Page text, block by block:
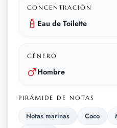
CONCENTRACIÓN
Eau de Toilette
GÉNERO
Hombre
PIRÁMIDE DE NOTAS
Notas marinas Coco